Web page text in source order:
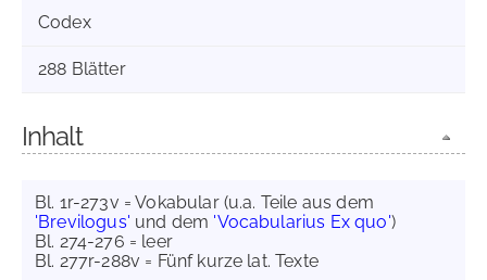
Codex
288 Blätter
Inhalt
Bl. 1r-273v = Vokabular (u.a. Teile aus dem
'Brevilogus' und dem 'Vocabularius Ex quo')
Bl. 274-276 = leer
Bl. 277r-288v = Fünf kurze lat. Texte